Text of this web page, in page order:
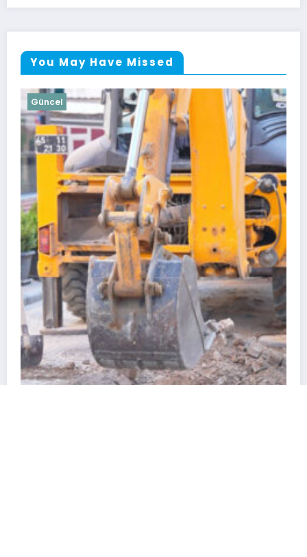
You May Have Missed
Güncel
Soma Heyetinden MCBÜ Rektörü Rana
Ziyaret
30 Temmuz 2026 admin
Soma Kurtuluş Haber 2026 | Powered BySpiceThemes